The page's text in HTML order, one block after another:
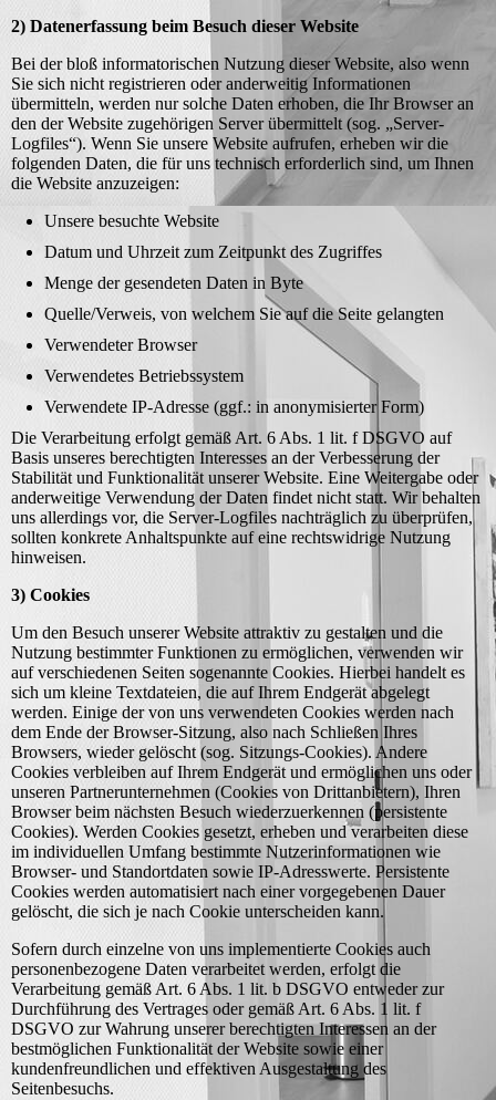
2) Datenerfassung beim Besuch dieser Website
Bei der bloß informatorischen Nutzung dieser Website, also wenn
Sie sich nicht registrieren oder anderweitig Informationen
übermitteln, werden nur solche Daten erhoben, die Ihr Browser an
den der Website zugehörigen Server übermittelt (sog. „Server-
Logfiles“). Wenn Sie unsere Website aufrufen, erheben wir die
folgenden Daten, die für uns technisch erforderlich sind, um Ihnen
die Website anzuzeigen:
Unsere besuchte Website
Datum und Uhrzeit zum Zeitpunkt des Zugriffes
Menge der gesendeten Daten in Byte
Quelle/Verweis, von welchem Sie auf die Seite gelangten
Verwendeter Browser
Verwendetes Betriebssystem
Verwendete IP-Adresse (ggf.: in anonymisierter Form)
Die Verarbeitung erfolgt gemäß Art. 6 Abs. 1 lit. f DSGVO auf
Basis unseres berechtigten Interesses an der Verbesserung der
Stabilität und Funktionalität unserer Website. Eine Weitergabe oder
anderweitige Verwendung der Daten findet nicht statt. Wir behalten
uns allerdings vor, die Server-Logfiles nachträglich zu überprüfen,
sollten konkrete Anhaltspunkte auf eine rechtswidrige Nutzung
hinweisen.
3) Cookies
Um den Besuch unserer Website attraktiv zu gestalten und die
Nutzung bestimmter Funktionen zu ermöglichen, verwenden wir
auf verschiedenen Seiten sogenannte Cookies. Hierbei handelt es
sich um kleine Textdateien, die auf Ihrem Endgerät abgelegt
werden. Einige der von uns verwendeten Cookies werden nach
dem Ende der Browser-Sitzung, also nach Schließen Ihres
Browsers, wieder gelöscht (sog. Sitzungs-Cookies). Andere
Cookies verbleiben auf Ihrem Endgerät und ermöglichen uns oder
unseren Partnerunternehmen (Cookies von Drittanbietern), Ihren
Browser beim nächsten Besuch wiederzuerkennen (persistente
Cookies). Werden Cookies gesetzt, erheben und verarbeiten diese
im individuellen Umfang bestimmte Nutzerinformationen wie
Browser- und Standortdaten sowie IP-Adresswerte. Persistente
Cookies werden automatisiert nach einer vorgegebenen Dauer
gelöscht, die sich je nach Cookie unterscheiden kann.
Sofern durch einzelne von uns implementierte Cookies auch
personenbezogene Daten verarbeitet werden, erfolgt die
Verarbeitung gemäß Art. 6 Abs. 1 lit. b DSGVO entweder zur
Durchführung des Vertrages oder gemäß Art. 6 Abs. 1 lit. f
DSGVO zur Wahrung unserer berechtigten Interessen an der
bestmöglichen Funktionalität der Website sowie einer
kundenfreundlichen und effektiven Ausgestaltung des
Seitenbesuchs.